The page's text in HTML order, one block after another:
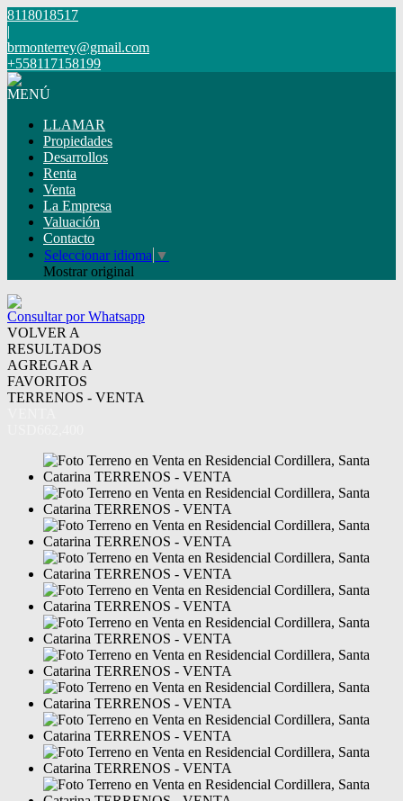
8118018517
|
brmonterrey@gmail.com
+558117158199
MENÚ
LLAMAR
Propiedades
Desarrollos
Renta
Venta
La Empresa
Valuación
Contacto
Seleccionar idioma ▼
Mostrar original
Consultar por Whatsapp
VOLVER A
RESULTADOS
AGREGAR A
FAVORITOS
TERRENOS - VENTA